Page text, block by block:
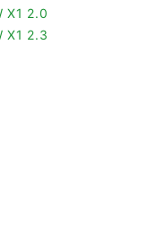
X1 2.0
X1 2.3